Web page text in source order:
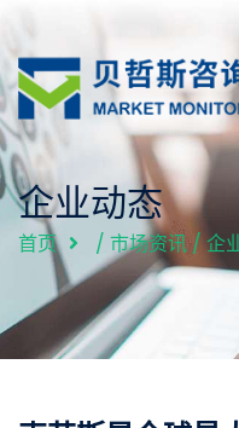
企业动态
首页 / 市场资讯/企